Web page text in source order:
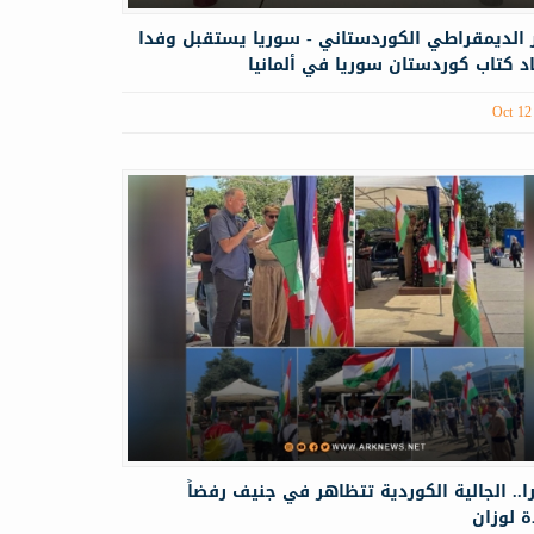
الدیمقراطي الكوردستاني - سوريا يستقبل وفدا
كتاب كوردستان سوريا في ألمانيا
Oct
الجالية الكوردية تتظاهر في جنيف رفضاً
لوزان